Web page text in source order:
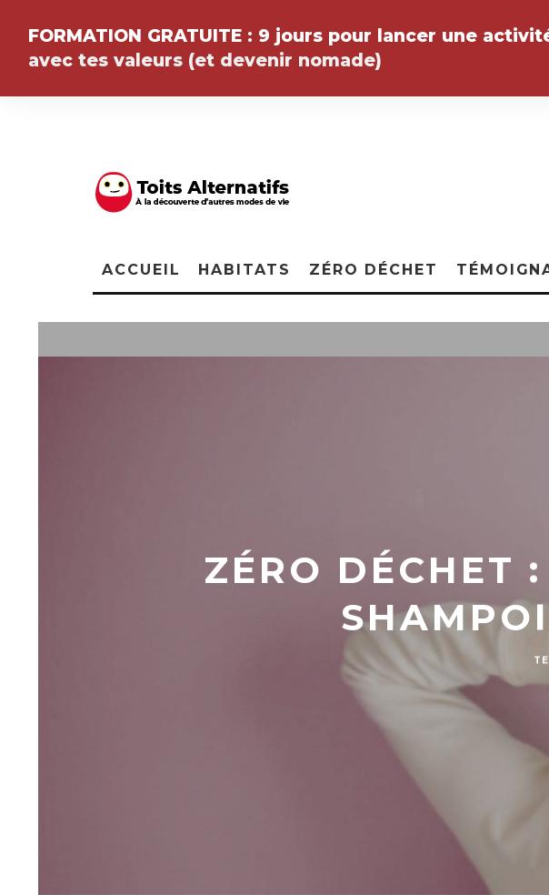
ACCUEIL HABITATS ZÉRO DÉCHET
ZÉRO DÉCHET
FORMATION GRATUITE : 9 jours pour lancer une
avec tes valeurs (et devenir nomade)